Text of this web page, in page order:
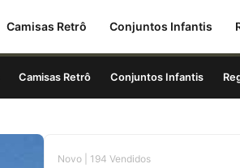
Camisas Retrô Conjuntos Infantis
Camisas Retrô Conjuntos Infantis
Novo | 194 Vendidos